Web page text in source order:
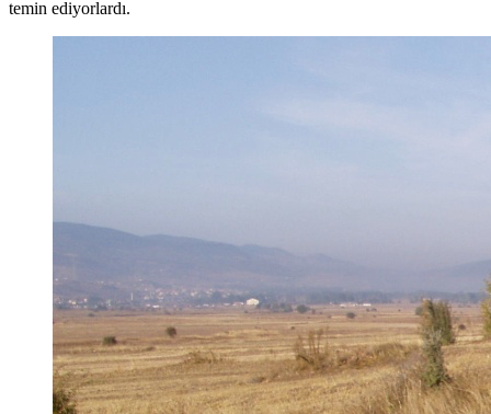
temin ediyorlardı.